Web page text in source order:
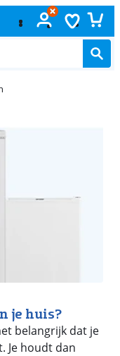
je huis?
belangrijk dat je
Je houdt dan